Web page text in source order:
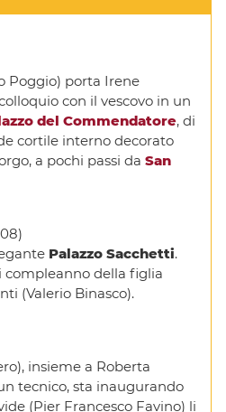
Poggio) porta Irene
con il vescovo in un
del Commendatore, di
cortile interno decorato
a pochi passi da San
Palazzo Sacchetti.
compleanno della figlia
(Valerio Binasco).
insieme a Roberta
tecnico, sta inaugurando
(Pier Francesco Favino) li